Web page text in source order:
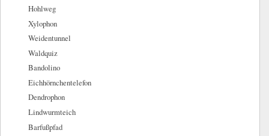
Hohlweg
Xylophon
Weidentunnel
Waldquiz
Bandolino
Eichhörnchentelefon
Dendrophon
Lindwurmteich
Barfußpfad